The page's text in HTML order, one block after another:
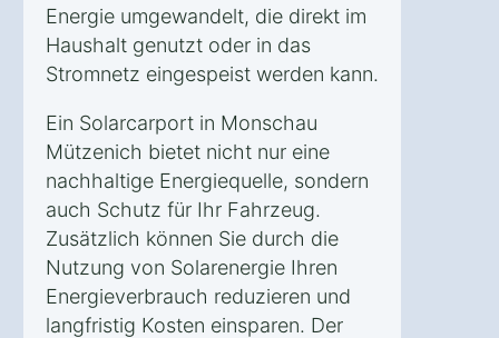
Energie umgewandelt, die direkt im
Haushalt genutzt oder in das
Stromnetz eingespeist werden kann.
Ein Solarcarport in Monschau
Mützenich bietet nicht nur eine
nachhaltige Energiequelle, sondern
auch Schutz für Ihr Fahrzeug.
Zusätzlich können Sie durch die
Nutzung von Solarenergie Ihren
Energieverbrauch reduzieren und
langfristig Kosten einsparen. Der